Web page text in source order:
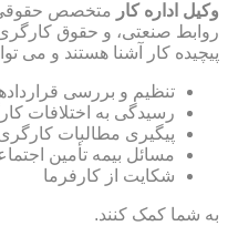
وکیل اداره کار متخصص حقوقی
روابط صنعتی، و حقوق کارگری
پیچیده کار آشنا هستند و می
تنظیم و بررسی
رسیدگی به اختلافات
پیگیری مطالبات
مسائل بیمه تأمین
شکایت از کارفرما
به شما کمک کنند.